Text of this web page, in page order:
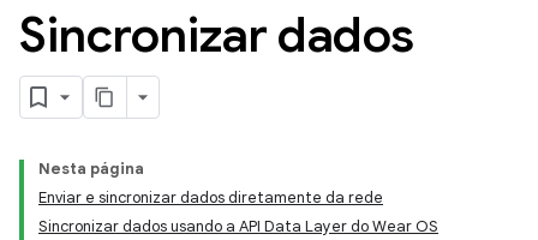
Sincronizar dados
Nesta página
Enviar e sincronizar dados diretamente da rede
Sincronizar dados usando a API Data Layer do Wear OS